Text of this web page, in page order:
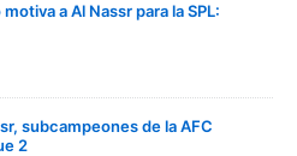
a Al Nassr para la SPL:
subcampeones de la AFC
2